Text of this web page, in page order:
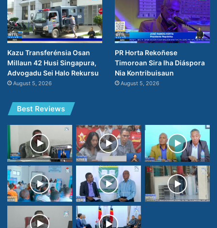
Kazu Transferénsia Osan
Millaun 42 Husi Singapura,
Advogadu Sei Halo Rekursu
August 5, 2026
PR Horta Rekoñese
Timoroan Sira Iha Diáspora
Nia Kontribuisaun
August 5, 2026
Best Reviews